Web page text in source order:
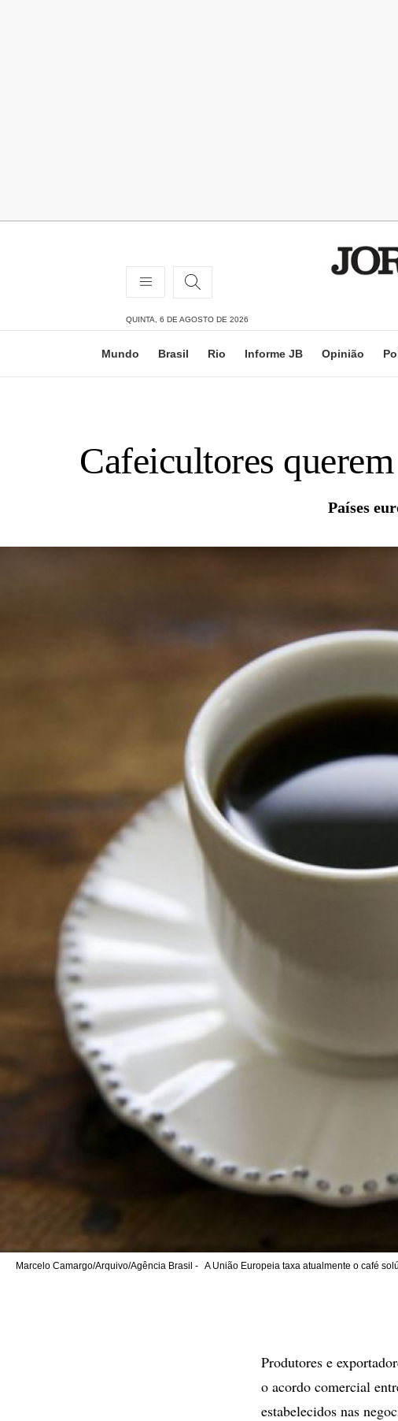
QUINTA, 6 DE AGOSTO DE 2026
Mundo Brasil Rio Informe JB Opinião
Cafeicultores
Países
Marcelo Camargo/Arquivo/Agência Brasil - A União Europeia taxa atualmente o café
Produtores e
o acordo comercial
estabelecidos nas